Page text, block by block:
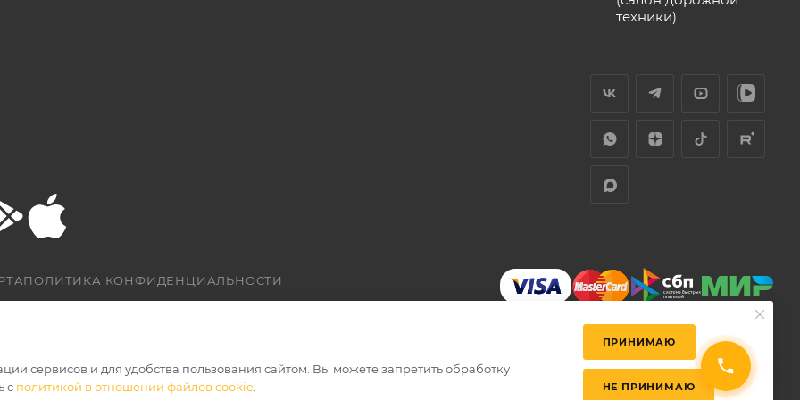
техники)
ПОЛИТИКА КОНФИДЕНЦИАЛЬНОСТИ
сервисов и для удобства пользования сайтом. Вы можете запретить обработку
с политикой в отношении файлов cookie
ПРИНИМАЮ
НЕ ПРИНИМАЮ